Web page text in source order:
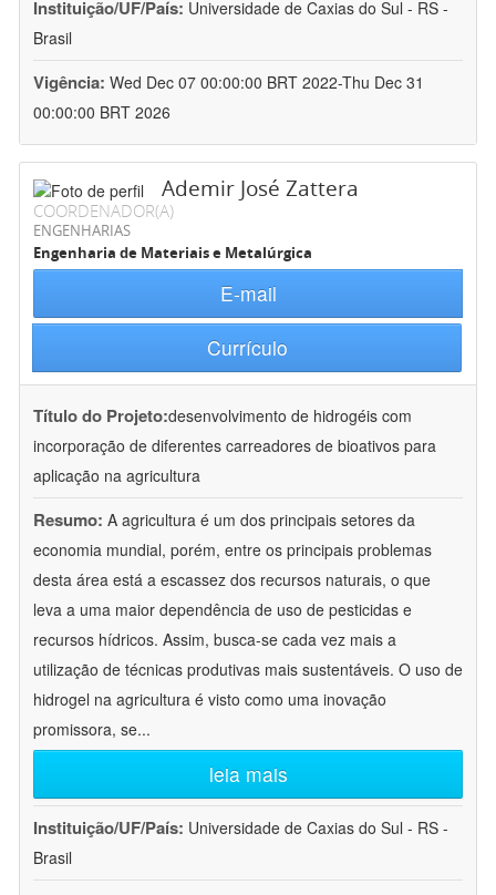
Instituição/UF/País: Universidade de Caxias do Sul - RS -
Brasil
Vigência: Wed Dec 07 00:00:00 BRT 2022-Thu Dec 31
00:00:00 BRT 2026
Ademir José Zattera
COORDENADOR(A)
ENGENHARIAS
Engenharia de Materiais e Metalúrgica
E-mail
Currículo
Título do Projeto:desenvolvimento de hidrogéis com
incorporação de diferentes carreadores de bioativos para
aplicação na agricultura
Resumo: A agricultura é um dos principais setores da
economia mundial, porém, entre os principais problemas
desta área está a escassez dos recursos naturais, o que
leva a uma maior dependência de uso de pesticidas e
recursos hídricos. Assim, busca-se cada vez mais a
utilização de técnicas produtivas mais sustentáveis. O uso de
hidrogel na agricultura é visto como uma inovação
promissora, se...
leia mais
Instituição/UF/País: Universidade de Caxias do Sul - RS -
Brasil